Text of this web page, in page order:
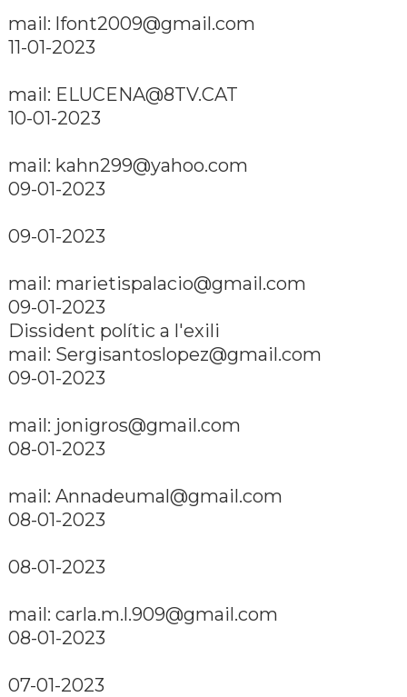
mail: lfont2009@gmail.com
11-01-2023
mail: ELUCENA@8TV.CAT
10-01-2023
mail: kahn299@yahoo.com
09-01-2023
09-01-2023
mail: marietispalacio@gmail.com
09-01-2023
Dissident polí­tic a l'exili
mail: Sergisantoslopez@gmail.com
09-01-2023
mail: jonigros@gmail.com
08-01-2023
mail: Annadeumal@gmail.com
08-01-2023
08-01-2023
mail: carla.m.l.909@gmail.com
08-01-2023
07-01-2023